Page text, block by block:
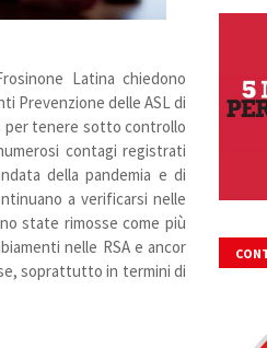
Latina chiedono
Prevenzione delle ASL di
per tenere sotto controllo
contagi registrati
della pandemia e di
a verificarsi nelle
state rimosse come più
nelle RSA e ancor
soprattutto in termini di
NO